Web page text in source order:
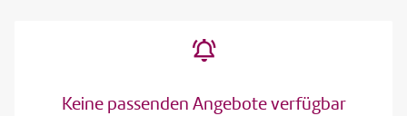
Keine passenden Angebote verfügbar